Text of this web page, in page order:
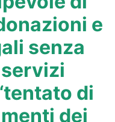
e
senza
di
dei